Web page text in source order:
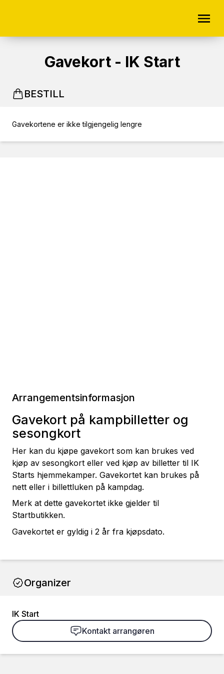
Gavekort - IK Start
BESTILL
Gavekortene er ikke tilgjengelig lengre
Arrangementsinformasjon
Gavekort på kampbilletter og
sesongkort
Her kan du kjøpe gavekort som kan brukes ved
kjøp av sesongkort eller ved kjøp av billetter til IK
Starts hjemmekamper. Gavekortet kan brukes på
nett eller i billettluken på kampdag.
Merk at dette gavekortet ikke gjelder til
Startbutikken.
Gavekortet er gyldig i 2 år fra kjøpsdato.
Organizer
IK Start
Kontakt arrangøren